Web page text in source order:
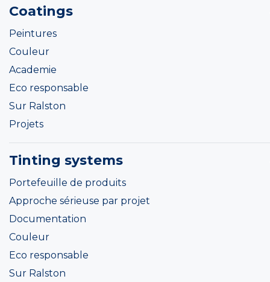
Coatings
Peintures
Couleur
Academie
Eco responsable
Sur Ralston
Projets
Tinting systems
Portefeuille de produits
Approche sérieuse par projet
Documentation
Couleur
Eco responsable
Sur Ralston